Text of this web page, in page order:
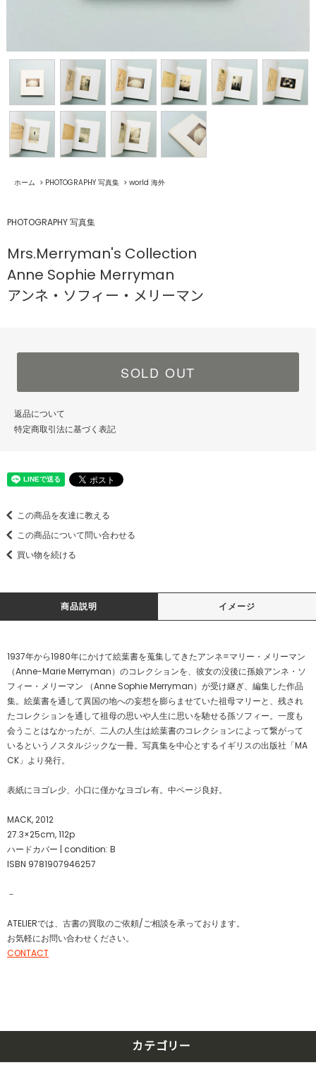
ホーム > PHOTOGRAPHY 写真集 > world 海外
PHOTOGRAPHY 写真集
Mrs.Merryman's Collection
Anne Sophie Merryman
アンネ・ソフィー・メリーマン
SOLD OUT
返品について
特定商取引法に基づく表記
この商品を友達に教える
この商品について問い合わせる
買い物を続ける
商品説明 イメージ
1937年から1980年にかけて絵葉書を蒐集してきたアンネ=マリー・メリーマン
（Anne-Marie Merryman）のコレクションを、彼女の没後に孫娘アンネ・ソ
フィー・メリーマン （Anne Sophie Merryman）が受け継ぎ、編集した作品
集。絵葉書を通して異国の地への妄想を膨らませていた祖母マリーと、残され
たコレクションを通して祖母の思いや人生に思いを馳せる孫ソフィー。一度も
会うことはなかったが、二人の人生は絵葉書のコレクションによって繋がって
いるというノスタルジックな一冊。写真集を中心とするイギリスの出版社「MA
CK」より発行。
表紙にヨゴレ少、小口に僅かなヨゴレ有。中ページ良好。
MACK, 2012
27.3×25cm, 112p
ハードカバー | condition: B
ISBN 9781907946257
－
ATELIERでは、古書の買取のご依頼/ご相談を承っております。
お気軽にお問い合わせください。
CONTACT
カテゴリー